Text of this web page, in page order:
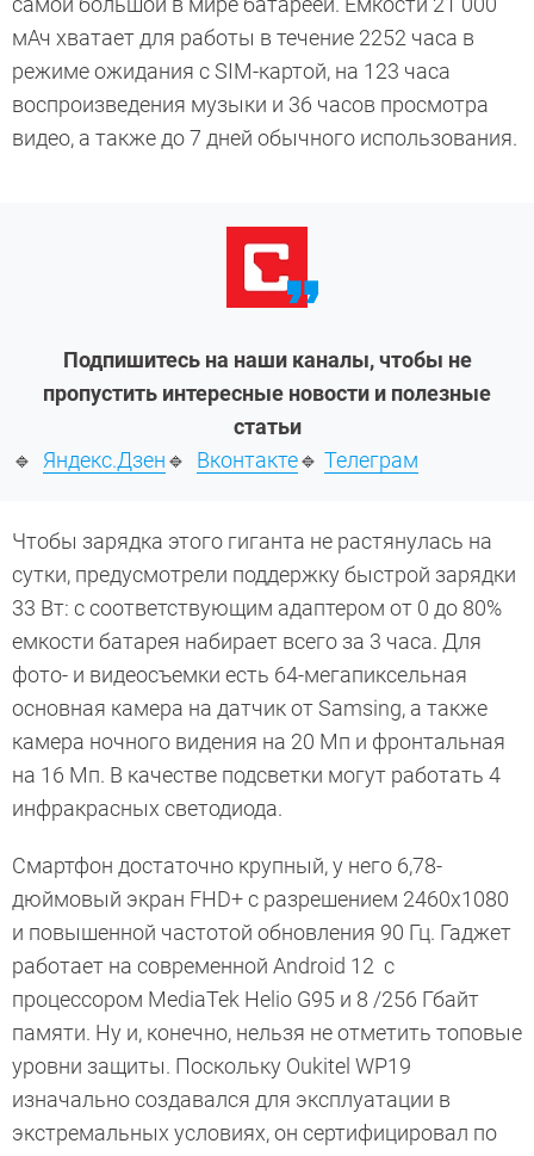
мАч хватает для работы в течение 2252 часа в
режиме ожидания с SIM-картой, на 123 часа
воспроизведения музыки и 36 часов просмотра
видео, а также до 7 дней обычного использования.
Подпишитесь на наши каналы, чтобы не
пропустить интересные новости и полезные
статьи
🔹 Яндекс.Дзен🔹 Вконтакте🔹 Телеграм
Чтобы зарядка этого гиганта не растянулась на
сутки, предусмотрели поддержку быстрой зарядки
33 Вт: с соответствующим адаптером от 0 до 80%
емкости батарея набирает всего за 3 часа. Для
фото- и видеосъемки есть 64-мегапиксельная
основная камера на датчик от Samsing, а также
камера ночного видения на 20 Мп и фронтальная
на 16 Мп. В качестве подсветки могут работать 4
инфракрасных светодиода.
Смартфон достаточно крупный, у него 6,78-
дюймовый экран FHD+ с разрешением 2460х1080
и повышенной частотой обновления 90 Гц. Гаджет
работает на современной Android 12 с
процессором MediaTek Helio G95 и 8 /256 Гбайт
памяти. Ну и, конечно, нельзя не отметить топовые
уровни защиты. Поскольку Oukitel WP19
изначально создавался для эксплуатации в
экстремальных условиях, он сертифицировал по